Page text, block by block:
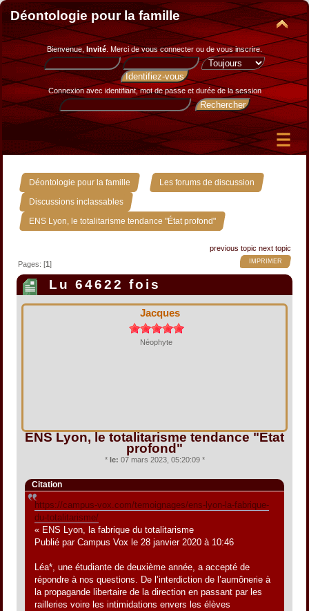
Déontologie pour la famille
Bienvenue, Invité. Merci devous connecter ou de vous inscrire.
Connexion avec identifiant, mot de passe et durée de la session
Déontologie pour la famille » Les forums de discussion »
Discussions inclassables »
ENS Lyon, le totalitarisme tendance "État profond"
previous topic next topic
IMPRIMER
Pages: [1]
Lu 64622 fois
Jacques
Néophyte
ENS Lyon, le totalitarisme tendance "État
profond"
* le: 07 mars 2023, 05:20:09 *
Citation
https://campus-vox.com/temoignages/ens-lyon-la-fabrique-
du-totalitarisme/
« ENS Lyon, la fabrique du totalitarisme
Publié par Campus Vox le 28 janvier 2020 à 10:46
Léa*, une étudiante de deuxième année, a accepté de
répondre à nos questions. De l’interdiction de l’aumônerie à
la propagande libertaire de la direction en passant par les
railleries voire les intimidations envers les élèves